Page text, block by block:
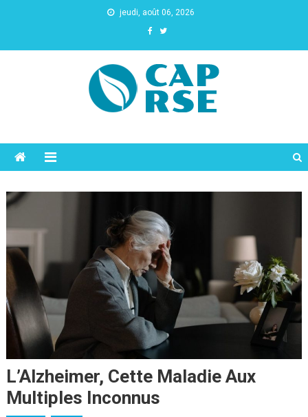
jeudi, août 06, 2026
L’Alzheimer, Cette Maladie Aux
Multiples Inconnus